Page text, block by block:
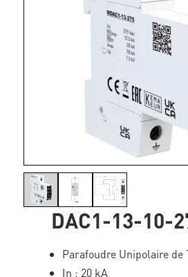
DAC1-13-10-
Parafoudre Unipolaire de
In : 20 kA